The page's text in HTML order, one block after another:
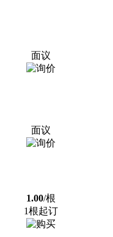
面议
面议
1.00/根
1根起订